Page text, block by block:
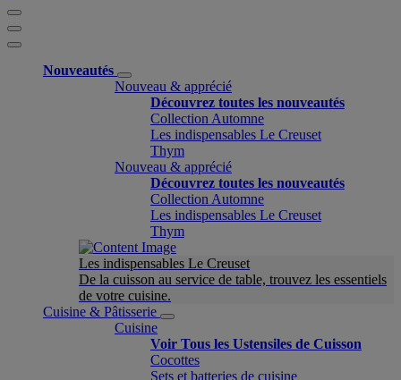
Nouveautés
Nouveau & apprécié
Découvrez toutes les nouveautés
Collection Automne
Les indispensables Le Creuset
Thym
Nouveau & apprécié
Découvrez toutes les nouveautés
Collection Automne
Les indispensables Le Creuset
Thym
Les indispensables Le Creuset
De la cuisson au service de table, trouvez les essentiels
de votre cuisine.
Cuisine & Pâtisserie
Cuisine
Voir Tous les Ustensiles de Cuisson
Cocottes
Sets et batteries de cuisine